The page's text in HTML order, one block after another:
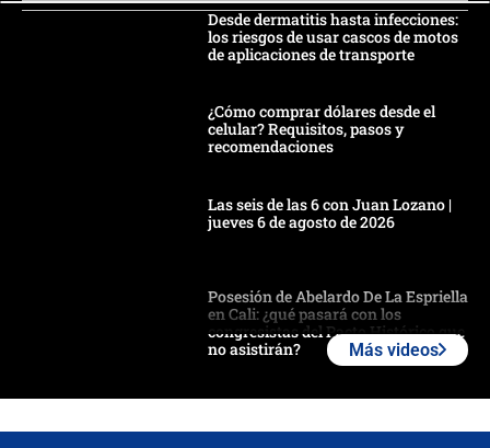
Desde dermatitis hasta infecciones:
los riesgos de usar cascos de motos
de aplicaciones de transporte
¿Cómo comprar dólares desde el
celular? Requisitos, pasos y
recomendaciones
Las seis de las 6 con Juan Lozano |
jueves 6 de agosto de 2026
Posesión de Abelardo De La Espriella
en Cali: ¿qué pasará con los
congresistas del Pacto Histórico que
no asistirán?
Más videos